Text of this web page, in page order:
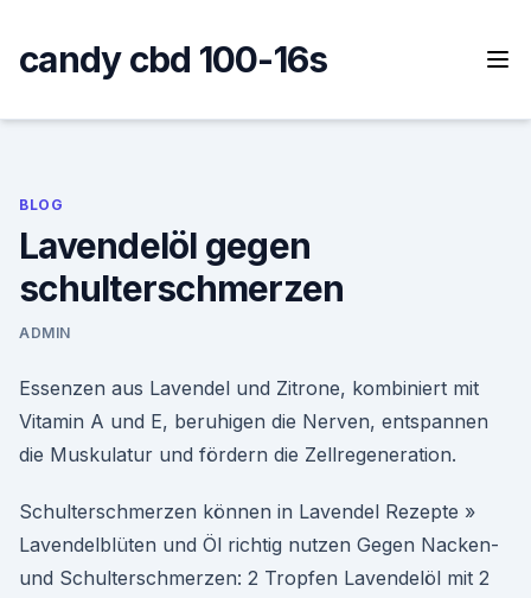
content
candy cbd 100-16s
BLOG
Lavendelöl gegen
schulterschmerzen
ADMIN
Essenzen aus Lavendel und Zitrone, kombiniert mit
Vitamin A und E, beruhigen die Nerven, entspannen
die Muskulatur und fördern die Zellregeneration.
Schulterschmerzen können in Lavendel Rezepte »
Lavendelblüten und Öl richtig nutzen Gegen Nacken-
und Schulterschmerzen: 2 Tropfen Lavendelöl mit 2